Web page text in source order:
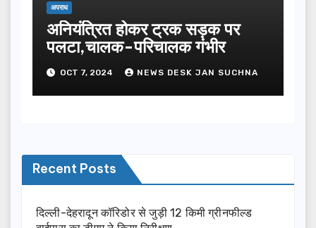
अपराध
अनियंत्रित होकर ट्रक सड़क पर
पलटा,चालक-परिचालक गंभीर
OCT 7, 2024 NEWS DESK JAN SUCHNA
Recent Posts
दिल्ली-देहरादून कॉरिडोर से जुड़ी 12 किमी ग्रीनफील्ड